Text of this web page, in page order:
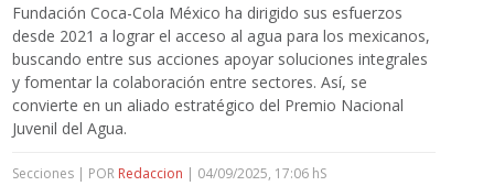
Fundación Coca-Cola México ha dirigido sus esfuerzos
desde 2021 a lograr el acceso al agua para los mexicanos,
buscando entre sus acciones apoyar soluciones integrales
y fomentar la colaboración entre sectores. Así, se
convierte en un aliado estratégico del Premio Nacional
Juvenil del Agua.
Secciones | POR Redaccion | 04/09/2025, 17:06 hS